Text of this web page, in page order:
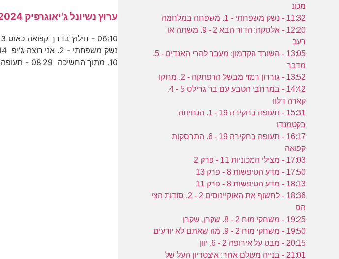
מכונ
11:32 - נשק משפחתי - 1. משפחה במלחמה
12:20 - אלסקה: הדור הבא 2 - 9. משתה או
רעב
13:05 - השורד הקדמון: מעבר להרי האנדים - 5.
מדבר
13:52 - גורדון רמזי מבשל הרפתקה - 2. מרוקו
14:42 - במרחבי הטבע עם בר גרילס 5 - 4.
קארה דלוו
15:31 - תעופה בחקירה 19 - 1. הנחיתה
בקטמנדו
16:17 - תעופה בחקירה 19 - 6. התרסקות
קפואה
17:03 - מצילי המכוניות 11 - פרק 2
17:50 - מדע הטיפשות 8 - פרק 13
18:13 - מדע הטיפשות 8 - פרק 11
18:36 - לחשוף את האוקיינוסים 2 - 2. סודות הצי
הס
19:25 - משחקי מוח 2 - 8. שקרן, שקרן
19:50 - משחקי מוח 2 - 9. מה שאתם לא יודעים
20:15 - מבט על אירופה 2 - 6. יוון
21:01 - בנייה מעולם אחר: איצטדיון העל של
ערוץ נשיונל ג'יאוגרפיק 11-12-2024
10. מתוך החשיכה 08:29 - תעופה בחקירה 19